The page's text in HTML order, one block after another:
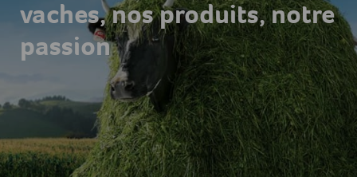
vaches, nos produits, notre
passion